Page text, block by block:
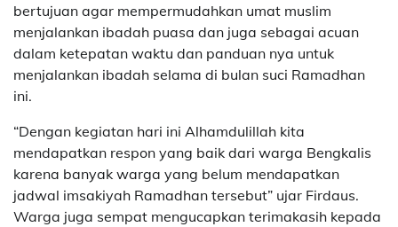
bertujuan agar mempermudahkan umat muslim
menjalankan ibadah puasa dan juga sebagai acuan
dalam ketepatan waktu dan panduan nya untuk
menjalankan ibadah selama di bulan suci Ramadhan
ini.
“Dengan kegiatan hari ini Alhamdulillah kita
mendapatkan respon yang baik dari warga Bengkalis
karena banyak warga yang belum mendapatkan
jadwal imsakiyah Ramadhan tersebut” ujar Firdaus.
Warga juga sempat mengucapkan terimakasih kepada